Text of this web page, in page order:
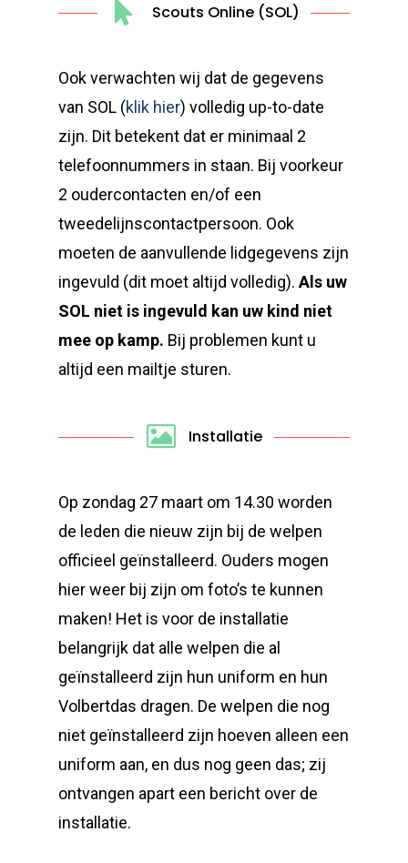
Scouts Online (SOL)
Ook verwachten wij dat de gegevens
van SOL (klik hier) volledig up-to-date
zijn. Dit betekent dat er minimaal 2
telefoonnummers in staan. Bij voorkeur
2 oudercontacten en/of een
tweedelijnscontactpersoon. Ook
moeten de aanvullende lidgegevens zijn
ingevuld (dit moet altijd volledig).Als uw
SOL niet is ingevuld kan uw kind niet
mee op kamp. Bij problemen kunt u
altijd een mailtje sturen.
Installatie
Op zondag 27 maart om 14.30 worden
de leden die nieuw zijn bij de welpen
officieel geïnstalleerd. Ouders mogen
hier weer bij zijn om foto’s te kunnen
maken! Het is voor de installatie
belangrijk dat alle welpen die al
geïnstalleerd zijn hun uniform en hun
Volbertdas dragen. De welpen die nog
niet geïnstalleerd zijn hoeven alleen een
uniform aan, en dus nog geen das; zij
ontvangen apart een bericht over de
installatie.